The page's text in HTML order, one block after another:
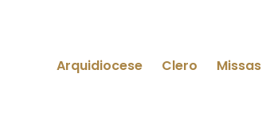
Arquidiocese Clero Missas